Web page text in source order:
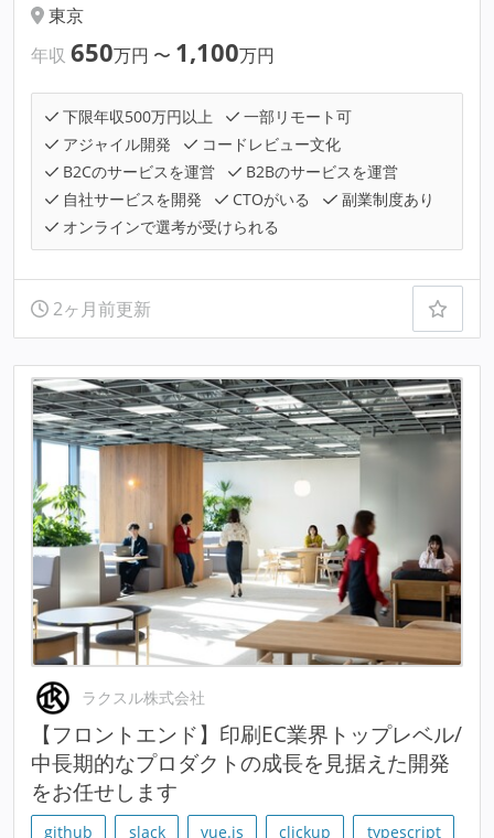
東京
年収 650万円 〜 1,100万円
下限年収500万円以上
一部リモート可
アジャイル開発
コードレビュー文化
B2Cのサービスを運営
B2Bのサービスを運営
自社サービスを開発
CTOがいる
副業制度あり
オンラインで選考が受けられる
2ヶ月前更新
ラクスル株式会社
【フロントエンド】印刷EC業界トップレベル/
中長期的なプロダクトの成長を見据えた開発
をお任せします
github slack vue.js clickup typescript